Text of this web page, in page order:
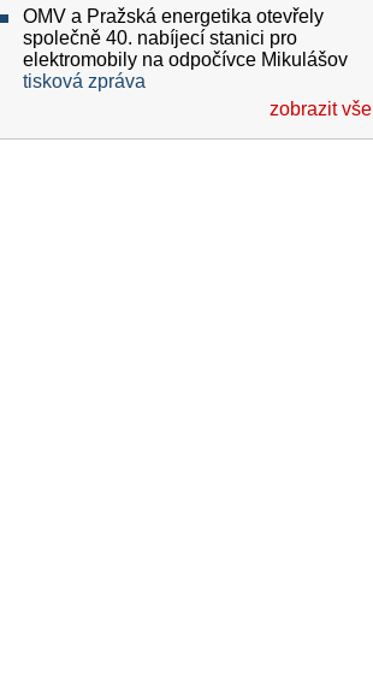
OMV a Pražská energetika otevřely
společně 40. nabíjecí stanici pro
elektromobily na odpočívce Mikulášov
tisková zpráva
zobrazit vše